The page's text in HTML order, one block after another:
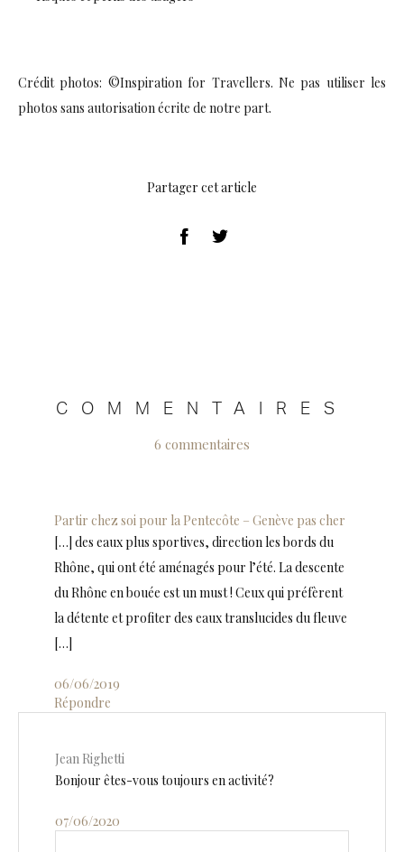
Crédit photos: ©Inspiration for Travellers. Ne pas utiliser les
photos sans autorisation écrite de notre part.
Partager cet article
COMMENTAIRES
6 commentaires
Partir chez soi pour la Pentecôte – Genève pas cher
[…] des eaux plus sportives, direction les bords du
Rhône, qui ont été aménagés pour l’été. La descente
du Rhône en bouée est un must ! Ceux qui préfèrent
la détente et profiter des eaux translucides du fleuve
[…]
06/06/2019
Répondre
Jean Righetti
Bonjour êtes-vous toujours en activité?
07/06/2020